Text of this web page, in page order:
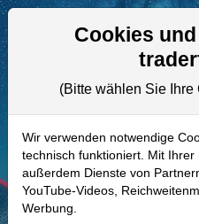
A1C3EQ | PACB–
Biosciences of
Realtime-Aktienkurs:
- - -
Cookies
(Bitte wählen Sie
Wir verwenden notwendige
technisch funktioniert. Mit
außerdem Dienste von
YouTube-Videos,
Werbung.